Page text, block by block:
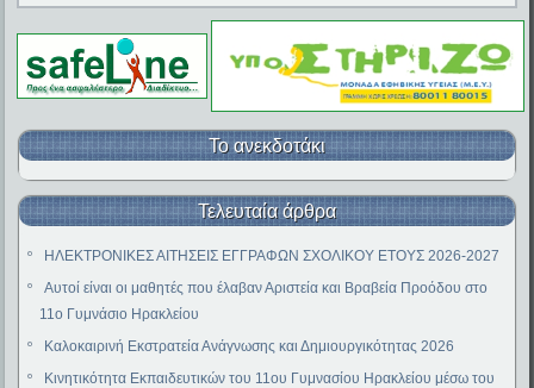
Το ανεκδοτάκι
Τελευταία άρθρα
ΗΛΕΚΤΡΟΝΙΚΕΣ ΑΙΤΗΣΕΙΣ ΕΓΓΡΑΦΩΝ ΣΧΟΛΙΚΟΥ ΕΤΟΥΣ 2026-2027
Αυτοί είναι οι μαθητές που έλαβαν Αριστεία και Βραβεία Προόδου στο
11ο Γυμνάσιο Ηρακλείου
Καλοκαιρινή Εκστρατεία Ανάγνωσης και Δημιουργικότητας 2026
Κινητικότητα Εκπαιδευτικών του 11ου Γυμνασίου Ηρακλείου μέσω του